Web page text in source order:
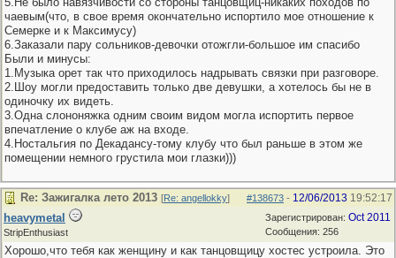
чаевым(что, в свое время окончательно испортило мое отношение к
Семерке и к Максимусу)
6.Заказали пару сольников-девочки отожгли-большое им спасибо
Были и минусы:
1.Музыка орет так что приходилось надрывать связки при разговоре.
2.Шоу могли предоставить только две девушки, а хотелось бы не в
одиночку их видеть.
3.Одна слононяжка одним своим видом могла испортить первое
впечатление о клубе аж на входе.
4.Ностальгия по Декадансу-тому клубу что был раньше в этом же
помещении немного грустила мои глазки)))
#138673 - 12/06/2013 19:52:17
Re: Зажигалка лето 2013 [Re: angellokky]
Зарегистрирован: Oct 2011
Сообщения: 256
heavymetal
StripEnthusiast
Хорошо,что тебя как женщину и как танцовщицу хостес устроила. Это